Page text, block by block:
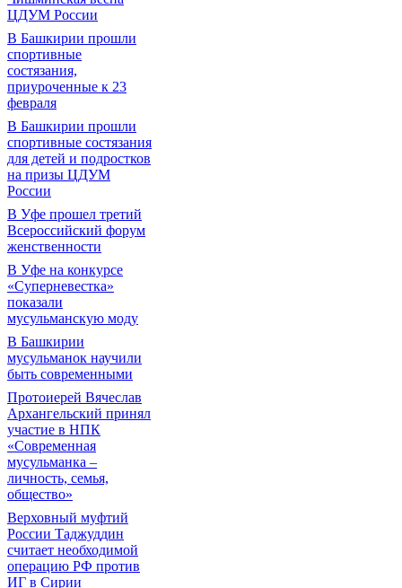
ЦДУМ России
В Башкирии прошли
спортивные
состязания,
приуроченные к 23
февраля
В Башкирии прошли
спортивные состязания
для детей и подростков
на призы ЦДУМ
России
В Уфе прошел третий
Всероссийский форум
женственности
В Уфе на конкурсе
«Суперневестка»
показали
мусульманскую моду
В Башкирии
мусульманок научили
быть современными
Протоиерей Вячеслав
Архангельский принял
участие в НПК
«Современная
мусульманка –
личность, семья,
общество»
Верховный муфтий
России Таджуддин
считает необходимой
операцию РФ против
ИГ в Сирии